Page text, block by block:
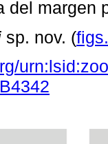
del margen
sp. nov. (